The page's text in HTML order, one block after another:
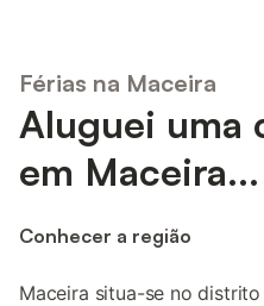
Férias na Maceira
Aluguei uma
em
Conhecer a região
Maceira situa-se no